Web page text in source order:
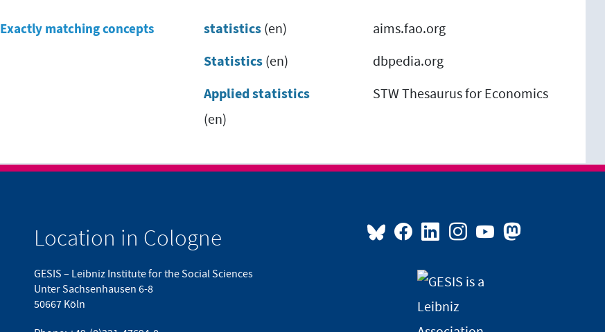
Exactly matching concepts statistics(en) aims.fao.org
Statistics(en) dbpedia.org
Applied statistics
(en)
STW Thesaurus for Economics
Location in Cologne
GESIS – Leibniz Institute for the Social Sciences
Unter Sachsenhausen 6-8
50667 Köln